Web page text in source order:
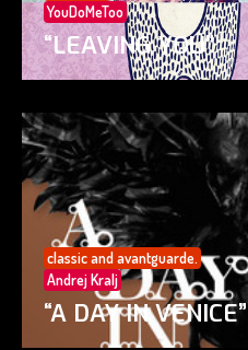
YouDoMeToo
“LEAVING YOU”
classic and avantguarde.
Andrej Kralj
“A DAY IN VENICE”